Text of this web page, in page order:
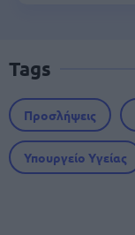
Tags
Προσλήψεις
Υπουργείο Υγείας